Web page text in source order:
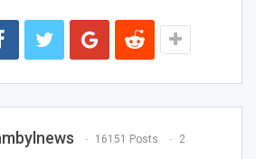
16151 Posts 2